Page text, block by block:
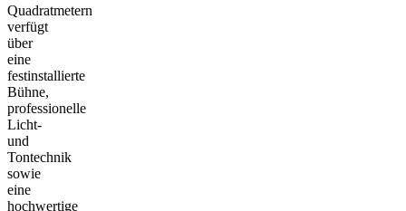
Quadratmetern
verfügt
über
eine
festinstallierte
Bühne,
professionelle
Licht-
und
Tontechnik
sowie
eine
hochwertige